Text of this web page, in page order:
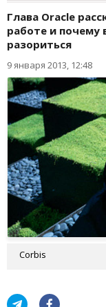
Глава Oraclе
работе и почему
разориться
9 января 2013, 12:48
Corbis